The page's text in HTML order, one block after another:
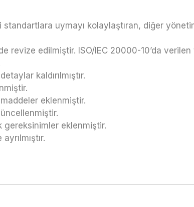
uymayı kolaylaştıran, diğer
revize edilmiştir. ISO/IEC 20000-10’da
kaldırılmıştır.
eklenmiştir.
eklenmiştir.